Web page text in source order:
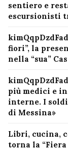
sentiero e
escursionisti
fiori”, la
nella “sua”
più medici e
interne. I
di Messina»
Libri, cucina,
torna la